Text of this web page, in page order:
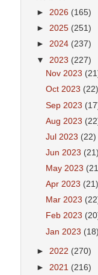
► 2026 (165)
► 2025 (251)
► 2024 (237)
▼ 2023 (227)
Nov 2023
Oct 2023 (22)
Sep 2023
Aug 2023
Jul 2023 (22)
Jun 2023 (21)
May 2023
Apr 2023 (21)
Mar 2023
Feb 2023
Jan 2023 (18)
► 2022 (270)
► 2021 (216)